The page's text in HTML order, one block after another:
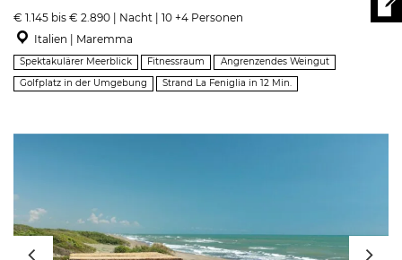
€ 1.145 bis € 2.890 | Nacht | 10 +4 Personen
Italien | Maremma
Spektakulärer Meerblick Fitnessraum
Angrenzendes Weingut
Golfplatz in der Umgebung
Strand La Feniglia in 12 Min.